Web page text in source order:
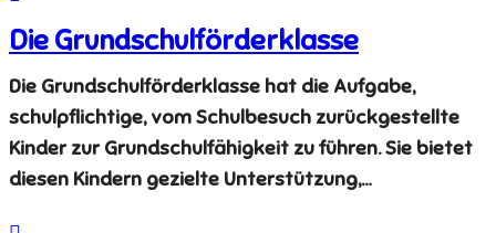
Die Grundschulförderklasse
Die Grundschulförderklasse hat die Aufgabe,
schulpflichtige, vom Schulbesuch zurückgestellte
Kinder zur Grundschulfähigkeit zu führen. Sie bietet
diesen Kindern gezielte Unterstützung,…